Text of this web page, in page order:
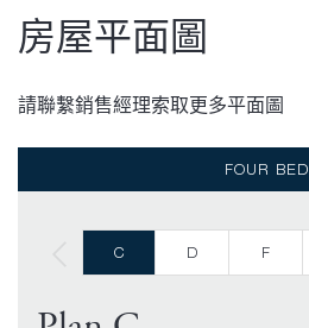
房屋平面圖
請聯繫銷售經理索取更多平面圖
FOUR BED
C D F